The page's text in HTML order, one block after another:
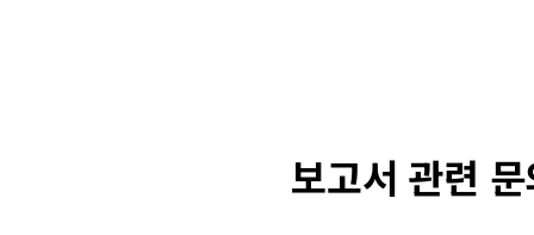
보고서 관련